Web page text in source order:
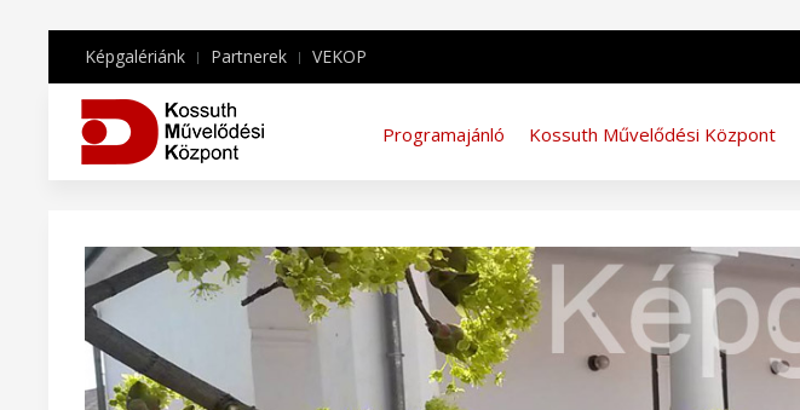
Képgalériánk Partnerek VEKOP
Programajánló Kossuth Művelődési Központ